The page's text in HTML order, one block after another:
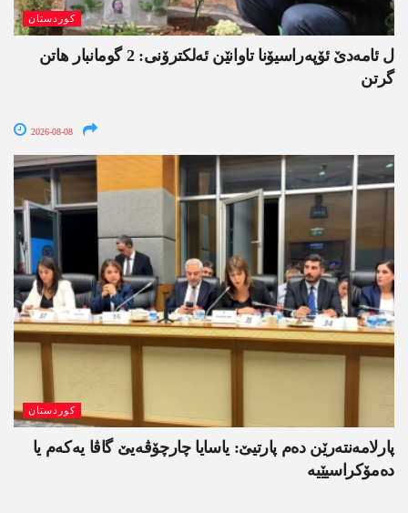
کوردستان
ل ئامەدێ ئۆپەراسیۆنا تاوانێن ئەلکترۆنی: 2 گومانبار ھاتن
گرتن
2026-08-08
کوردستان
پارلامەنتەرێن دەم پارتیێ: یاسایا چارچۆڤەیێ گاڤا یەکەم یا
دەمۆکراسیێیە